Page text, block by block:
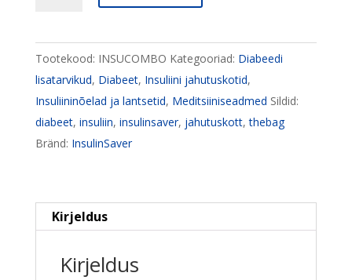
+
InsulinSaver
N1
kogus
Tootekood: INSUCOMBO Kategooriad: Diabeedi
lisatarvikud, Diabeet, Insuliini jahutuskotid,
Insuliininõelad ja lantsetid, Meditsiiniseadmed Sildid:
diabeet, insuliin, insulinsaver, jahutuskott,thebag
Bränd: InsulinSaver
Kirjeldus
Kirjeldus